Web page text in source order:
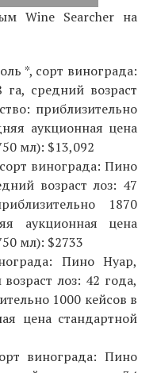
Wine Searcher на
*, сорт винограда:
средний возраст
приблизительно
аукционная цена
мл): $13,092
винограда: Пино
возраст лоз: 47
1870
аукционная цена
мл): $2733
Пино Нуар,
лоз: 42 года,
1000 кейсов в
цена стандартной
винограда: Пино